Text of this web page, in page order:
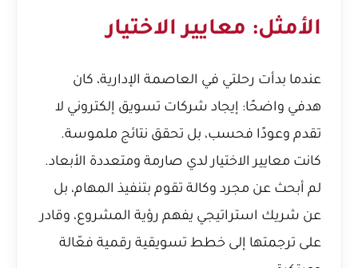
الأمثل: معايير الاختيار
عندما بدأت رحلتي في العاصمة الإدارية، كان
هدفي واضحًا: إيجاد شركات تسويق إلكتروني لا
تقدم وعودًا فحسب، بل تحقق نتائج ملموسة.
كانت معايير الاختيار لدي صارمة ومتعددة الأبعاد.
لم أبحث عن مجرد وكالة تقوم بتنفيذ المهام، بل
عن شريك استراتيجي يفهم رؤية المشروع، وقادر
على ترجمتها إلى خطط تسويقية رقمية فعّالة